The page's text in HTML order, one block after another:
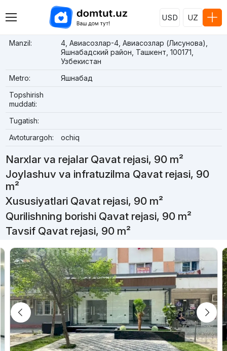
USD UZ
Manzil:
4, Авиасозлар-4, Авиасозлар (Лисунова),
Яшнабадский район, Ташкент, 100171,
Узбекистан
Metro:
Яшнабад
Topshirish
muddati:
Tugatish:
Avtoturargoh:
ochiq
Narxlar va rejalar Qavat rejasi, 90 m²
Joylashuv va infratuzilma Qavat rejasi, 90
m²
Xususiyatlari Qavat rejasi, 90 m²
Qurilishning borishi Qavat rejasi, 90 m²
Tavsif Qavat rejasi, 90 m²